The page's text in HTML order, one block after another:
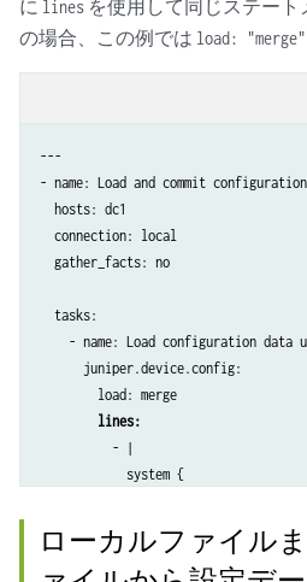
        var: response
に lines を使用して同じステー
の場合、この例では load: "merge"
---
- name: Load and commit configuration
  hosts: dc1
  connection: local
  gather_facts: no
  tasks:
- name: Load configuration data
      juniper.device.config:
        load: merge
lines:
          - |
            system {
                op {
                  file bgp.slax;
ローカルファイル